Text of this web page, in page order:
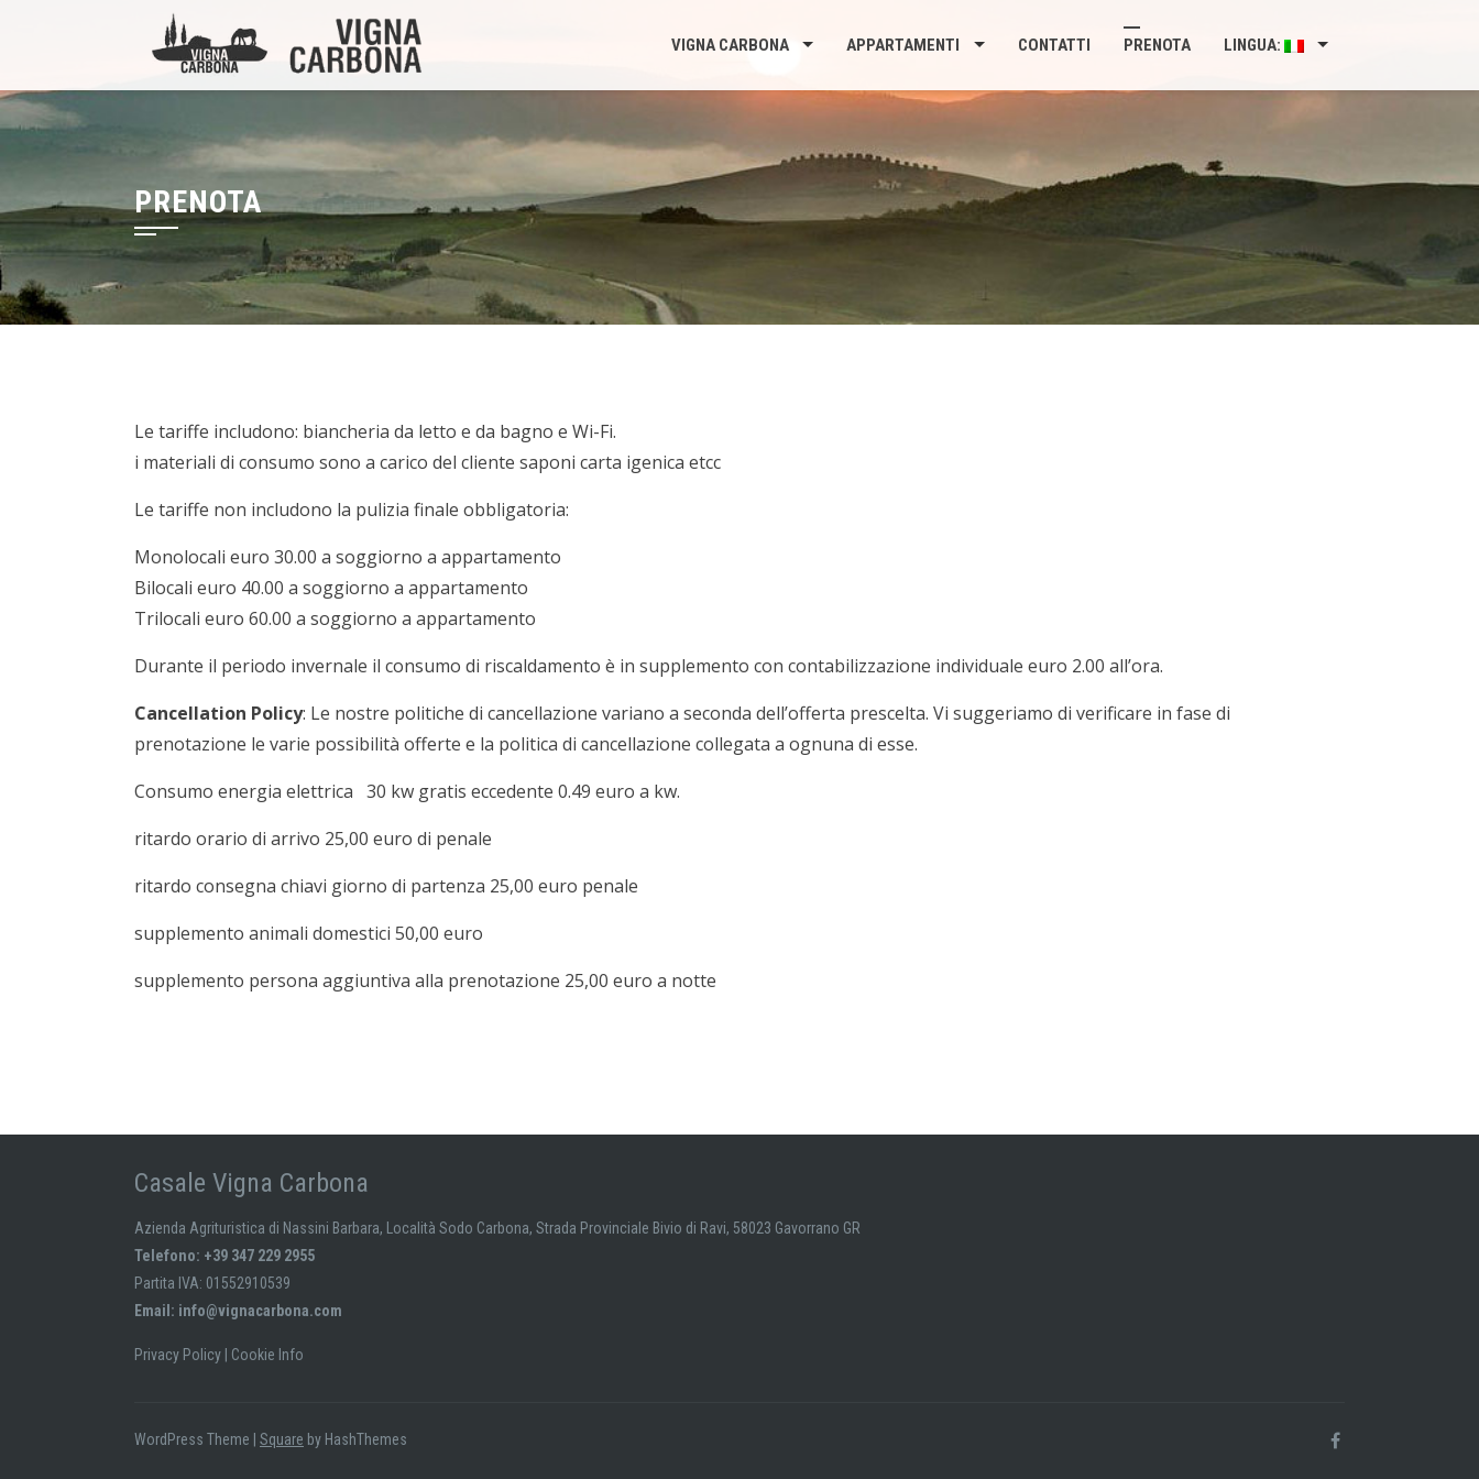
VIGNA CARBONA APPARTAMENTI CONTATTI PRENOTA LINGUA:
PRENOTA
Le tariffe includono: biancheria da letto e da bagno e Wi-Fi.
i materiali di consumo sono a carico del cliente saponi carta igenica etcc
Le tariffe non includono la pulizia finale obbligatoria:
Monolocali euro 30.00 a soggiorno a appartamento
Bilocali euro 40.00 a soggiorno a appartamento
Trilocali euro 60.00 a soggiorno a appartamento
Durante il periodo invernale il consumo di riscaldamento è in supplemento con contabilizzazione individuale euro 2.00 all’ora.
Cancellation Policy: Le nostre politiche di cancellazione variano a seconda dell’offerta prescelta. Vi suggeriamo di verificare in fase di
prenotazione le varie possibilità offerte e la politica di cancellazione collegata a ognuna di esse.
Consumo energia elettrica 30 kw gratis eccedente 0.49 euro a kw.
ritardo orario di arrivo 25,00 euro di penale
ritardo consegna chiavi giorno di partenza 25,00 euro penale
supplemento animali domestici 50,00 euro
supplemento persona aggiuntiva alla prenotazione 25,00 euro a notte
Casale Vigna Carbona
Azienda Agrituristica di Nassini Barbara, Località Sodo Carbona, Strada Provinciale Bivio di Ravi, 58023 Gavorrano GR
Telefono: +39 347 229 2955
Partita IVA: 01552910539
Email: info@vignacarbona.com
Privacy Policy Cookie Info
WordPress Theme Square by HashThemes